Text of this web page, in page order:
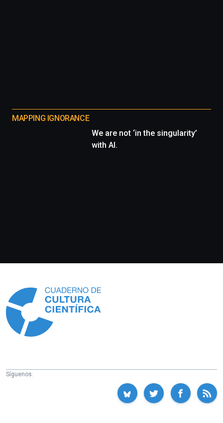
MAPPING IGNORANCE
We are not ‘in the singularity’
with AI.
Síguenos: